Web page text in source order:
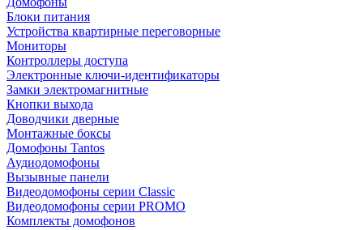
Блоки питания
Устройства квартирные переговорные
Мониторы
Контроллеры доступа
Электронные ключи-идентификаторы
Замки электромагнитные
Кнопки выхода
Доводчики дверные
Монтажные боксы
Домофоны Tantos
Аудиодомофоны
Вызывные панели
Видеодомофоны серии Classic
Видеодомофоны серии PROMO
Комплекты домофонов